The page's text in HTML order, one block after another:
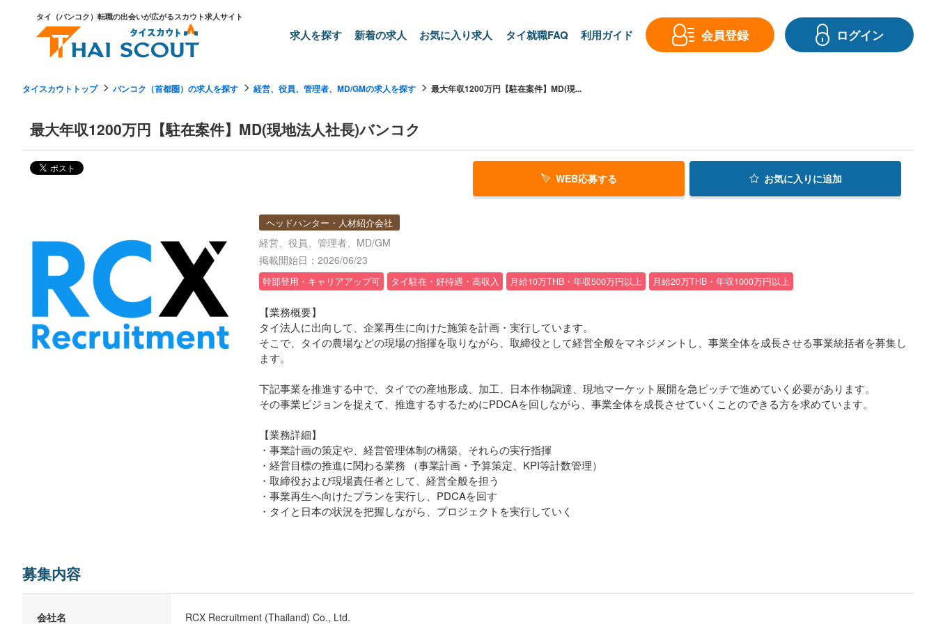
タイ（バンコク）転職の出会いが広がるスカウト求人サイト
求人を探す 新着の求人 お気に入り求人 タイ就職FAQ 利用ガイド 会員登録 ログイン
タイスカウトトップ バンコク（首都圏）の求人を探す 経営、役員、管理者、MD/GMの求人を探す 最大年収1200万円【駐在案件】MD(現...
最大年収1200万円【駐在案件】MD(現地法人社長)バンコク
WEB応募する お気に入り に追加
ヘッドハンター・人材紹介会社
経営、役員、管理者、MD/GM
掲載開始日：2026/06/23
幹部登用・キャリアアップ可 タイ駐在・好待遇・高収入 月給10万THB・年収500万円以上 月給20万THB・年収1000万円以上
【業務概要】
タイ法人に出向して、企業再生に向けた施策を計画・実行しています。
そこで、タイの農場などの現場の指揮を取りながら、取締役として経営全般をマネジメントし、事業全体を成長させる事業統括者を募集し
ます。
下記事業を推進する中で、タイでの産地形成、加工、日本作物調達、現地マーケット展開を急ピッチで進めていく必要があります。
その事業ビジョンを捉えて、推進するするためにPDCAを回しながら、事業全体を成長させていくことのできる方を求めています。
【業務詳細】
・事業計画の策定や、経営管理体制の構築、それらの実行指揮
・経営目標の推進に関わる業務 （事業計画・予算策定、KPI等計数管理）
・取締役および現場責任者として、経営全般を担う
・事業再生へ向けたプランを実行し、PDCAを回す
・タイと日本の状況を把握しながら、プロジェクトを実行していく
募集内容
会社名 RCX Recruitment (Thailand) Co., Ltd.